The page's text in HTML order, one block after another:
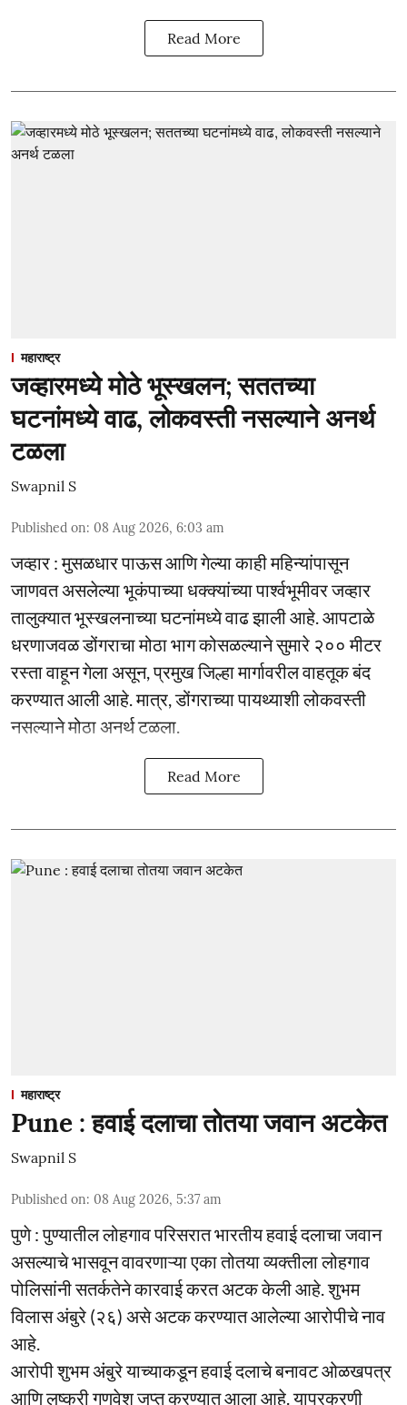
Read More
महाराष्ट्र
जव्हारमध्ये मोठे भूस्खलन; सततच्या
घटनांमध्ये वाढ, लोकवस्ती नसल्याने अनर्थ
टळला
Swapnil S
Published on: 08 Aug 2026, 6:03 am
जव्हार : मुसळधार पाऊस आणि गेल्या काही महिन्यांपासून
जाणवत असलेल्या भूकंपाच्या धक्क्यांच्या पार्श्वभूमीवर जव्हार
तालुक्यात भूस्खलनाच्या घटनांमध्ये वाढ झाली आहे. आपटाळे
धरणाजवळ डोंगराचा मोठा भाग कोसळल्याने सुमारे २०० मीटर
रस्ता वाहून गेला असून, प्रमुख जिल्हा मार्गावरील वाहतूक बंद
करण्यात आली आहे. मात्र, डोंगराच्या पायथ्याशी लोकवस्ती
नसल्याने मोठा अनर्थ टळला.
Read More
महाराष्ट्र
Pune : हवाई दलाचा तोतया जवान अटकेत
Swapnil S
Published on: 08 Aug 2026, 5:37 am
पुणे : पुण्यातील लोहगाव परिसरात भारतीय हवाई दलाचा जवान
असल्याचे भासवून वावरणाऱ्या एका तोतया व्यक्तीला लोहगाव
पोलिसांनी सतर्कतेने कारवाई करत अटक केली आहे. शुभम
विलास अंबुरे (२६) असे अटक करण्यात आलेल्या आरोपीचे नाव
आहे.
आरोपी शुभम अंबुरे याच्याकडून हवाई दलाचे बनावट ओळखपत्र
आणि लष्करी गणवेश जप्त करण्यात आला आहे. याप्रकरणी